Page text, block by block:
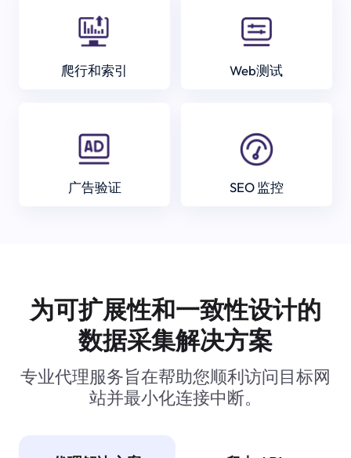
爬行和索引 Web测试
广告验证 SEO 监控
为可扩展性和一致性设计的
数据采集解决方案
专业代理服务旨在帮助您顺利访问目标网
站并最小化连接中断。